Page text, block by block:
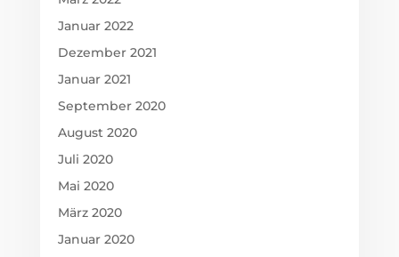
Januar 2022
Dezember 2021
Januar 2021
September 2020
August 2020
Juli 2020
Mai 2020
März 2020
Januar 2020